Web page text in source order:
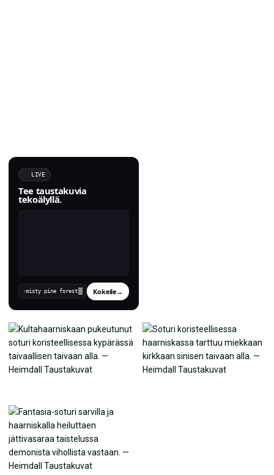
LIVE
Tee taustakuvia
tekoälyllä.
› Kokeile→